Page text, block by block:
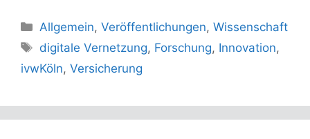
Kategorien
Allgemein,Veröffentlichungen,Wissenschaft
Schlagwörter
digitale Vernetzung, Forschung, Innovation,
ivwKöln, Versicherung